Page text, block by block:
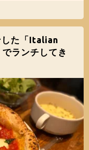
した「Italian
ランチしてき